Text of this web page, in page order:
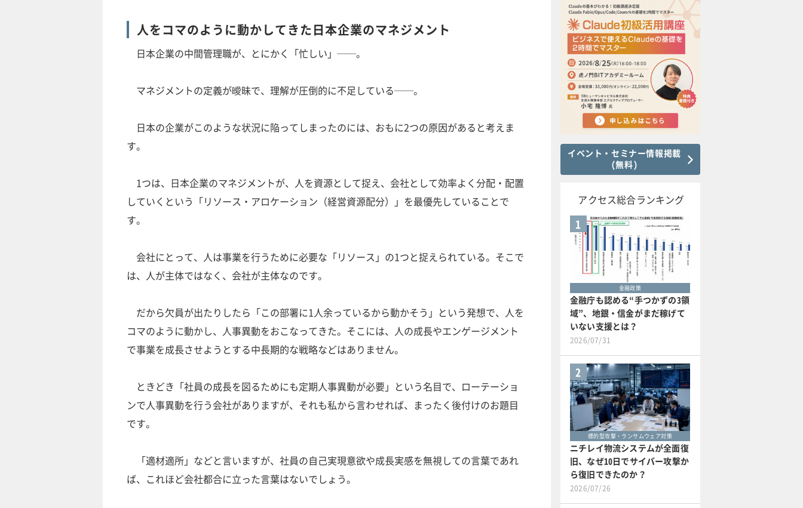
人をコマのように動かしてきた日本企業のマネジメント
日本企業の中間管理職が、とにかく「忙しい」──。
マネジメントの定義が曖昧で、理解が圧倒的に不足している──。
日本の企業がこのような状況に陥ってしまったのには、おもに2つの原因があると考えま
す。
1つは、日本企業のマネジメントが、人を資源として捉え、会社として効率よく分配・配置
していくという「リソース・アロケーション（経営資源配分）」を最優先していることで
す。
会社にとって、人は事業を行うために必要な「リソース」の1つと捉えられている。そこで
は、人が主体ではなく、会社が主体なのです。
だから欠員が出たりしたら「この部署に1人余っているから動かそう」という発想で、人を
コマのように動かし、人事異動をおこなってきた。そこには、人の成長やエンゲージメント
で事業を成長させようとする中長期的な戦略などはありません。
ときどき「社員の成長を図るためにも定期人事異動が必要」という名目で、ローテーショ
ンで人事異動を行う会社がありますが、それも私から言わせれば、まったく後付けのお題目
です。
「適材適所」などと言いますが、社員の自己実現意欲や成長実感を無視しての言葉であれ
ば、これほど会社都合に立った言葉はないでしょう。
イベント・セミナー情報掲載
(無料)
アクセス総合ランキング
1
金融政策
金融庁も認める“手つかずの3領
域”、地銀・信金がまだ稼げて
いない支援とは？
2026/07/31
2
標的型攻撃・ランサムウェア対策
ニチレイ物流システムが全面復
旧、なぜ10日でサイバー攻撃か
ら復旧できたのか？
2026/07/26